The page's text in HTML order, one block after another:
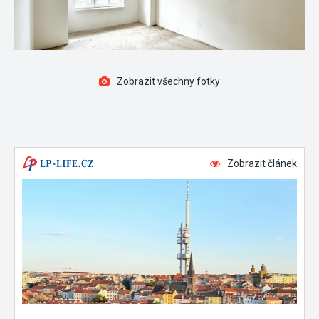
Zobrazit všechny fotky
Zobrazit článek